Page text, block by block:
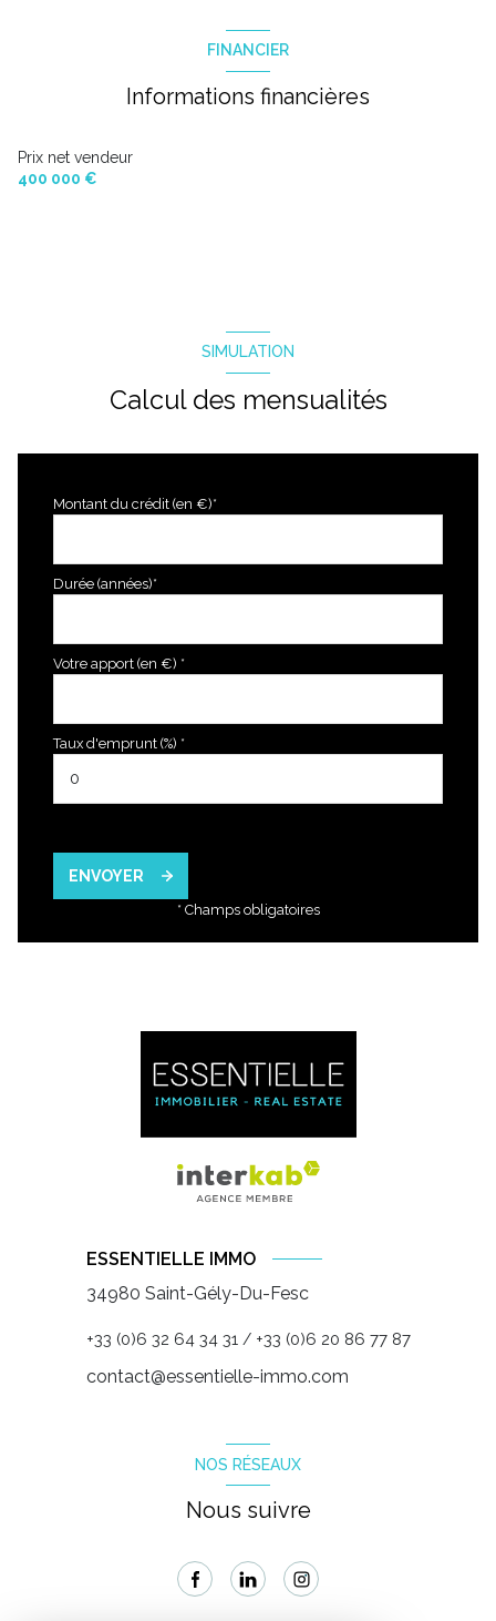
cuisine américaine
FINANCIER
Informations financières
Prix net vendeur
400 000 €
SIMULATION
Calcul des mensualités
Montant du crédit (en €)*
Durée (années)*
Votre apport (en €) *
Taux d'emprunt (%) *
ENVOYER
* Champs obligatoires
ESSENTIELLE IMMO
34980 Saint-Gély-Du-Fesc
+33 (0)6 32 64 34 31 / +33 (0)6 20 86 77 87
contact@essentielle-immo.com
NOS RÉSEAUX
Nous suivre